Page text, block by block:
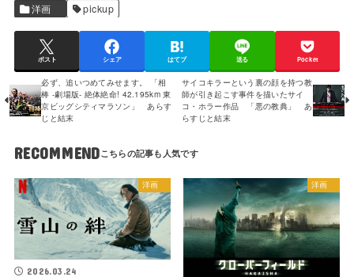
洋画 pickup
ポスト シェア はてブ 送る Pocket
必ず、追いつめてみせます。 「相
棒 -劇場版- 絶体絶命! 42.195km 東
京ビッグシティマラソン」 あらす
じと結末
サイコキラーという裏の顔を持つ教
師が引き起こす事件を描いたサイ
コ・ホラー作品 「悪の教典」 あ
らすじと結末
RECOMMEND
洋画
2026.03.24
洋画